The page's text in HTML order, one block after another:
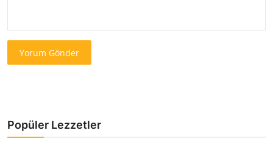
Yorum Gönder
Popüler Lezzetler